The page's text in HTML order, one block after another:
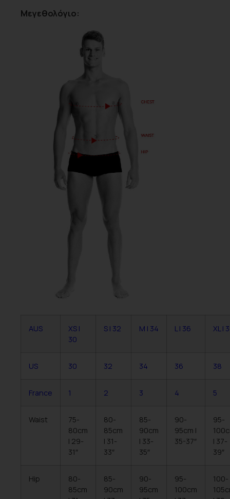
Μεγεθολόγιο:
AUS
XS |
30
S | 32 M | 34 L | 36 XL |
US 30 32 34 36 38
France 1 2 3 4 5
Waist
75-
80cm
| 29-
31″
80-
85cm
| 31-
33″
85-
90cm
| 33-
35″
90-
95cm |
35-37″
95-
| 37-
39″
Hip
80-
85cm
85-
90cm
90-
95cm
95-
100cm
100-